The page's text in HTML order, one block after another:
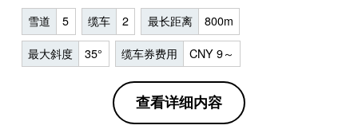
雪道 5 缆车 2 最长距离 800m
最大斜度 35° 缆车券费用 CNY 9～
查看详细内容